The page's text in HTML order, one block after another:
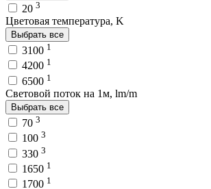
20 3
Цветовая температура, K
Выбрать все
3100 1
4200 1
6500 1
Световой поток на 1м, lm/m
Выбрать все
70 3
100 3
330 3
1650 1
1700 1